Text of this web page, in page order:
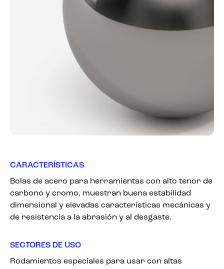
CARACTERÍSTICAS
Bolas de acero para herramientas con alto tenor de
carbono y cromo, muestran buena estabilidad
dimensional y elevadas características mecánicas y
de resistencia a la abrasión y al desgaste.
SECTORES DE USO
Rodamientos especiales para usar con altas